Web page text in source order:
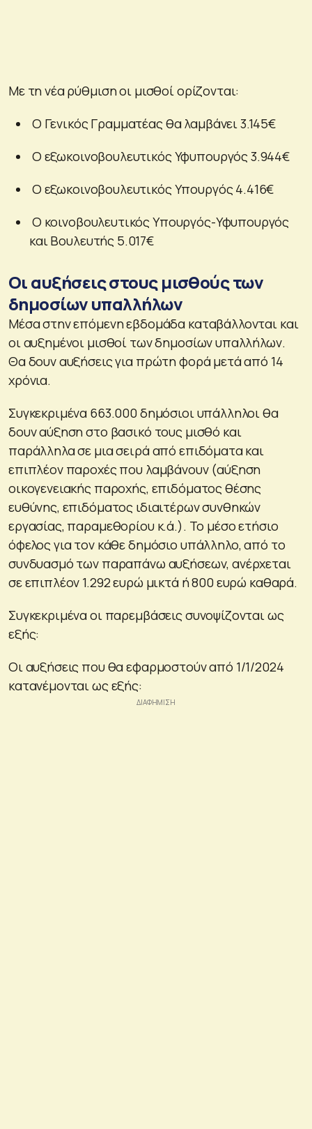
Με τη νέα ρύθμιση οι μισθοί ορίζονται:
Ο Γενικός Γραμματέας θα λαμβάνει 3.145€
Ο εξωκοινοβουλευτικός Υφυπουργός 3.944€
Ο εξωκοινοβουλευτικός Υπουργός 4.416€
Ο κοινοβουλευτικός Υπουργός-Υφυπουργός
και Βουλευτής 5.017€
Οι αυξήσεις στους μισθούς των
δημοσίων υπαλλήλων
Μέσα στην επόμενη εβδομάδα καταβάλλονται και
οι αυξημένοι μισθοί των δημοσίων υπαλλήλων.
Θα δουν αυξήσεις για πρώτη φορά μετά από 14
χρόνια.
Συγκεκριμένα 663.000 δημόσιοι υπάλληλοι θα
δουν αύξηση στο βασικό τους μισθό και
παράλληλα σε μια σειρά από επιδόματα και
επιπλέον παροχές που λαμβάνουν (αύξηση
οικογενειακής παροχής, επιδόματος θέσης
ευθύνης, επιδόματος ιδιαιτέρων συνθηκών
εργασίας, παραμεθορίου κ.ά.). Το μέσο ετήσιο
όφελος για τον κάθε δημόσιο υπάλληλο, από το
συνδυασμό των παραπάνω αυξήσεων, ανέρχεται
σε επιπλέον 1.292 ευρώ μικτά ή 800 ευρώ καθαρά.
Συγκεκριμένα οι παρεμβάσεις συνοψίζονται ως
εξής:
Οι αυξήσεις που θα εφαρμοστούν από 1/1/2024
κατανέμονται ως εξής: